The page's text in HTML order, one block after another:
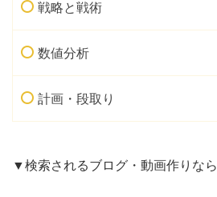
戦略と戦術
数値分析
計画・段取り
▼検索されるブログ・動画作りなら